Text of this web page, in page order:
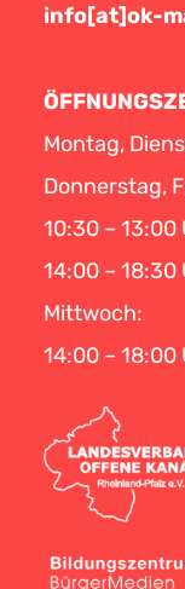
info[at]ok-
Montag,
Donnerstag,
10:30 – 13:00
14:00 – 18:30
Mittwoch:
14:00 – 18:00